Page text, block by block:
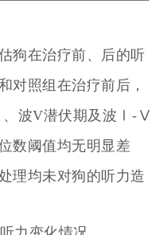
狗在治疗前、后的听
对照组在治疗前后，
、波V潜伏期及波Ⅰ-Ⅴ
数阈值均无明显差
理均未对狗的听力造